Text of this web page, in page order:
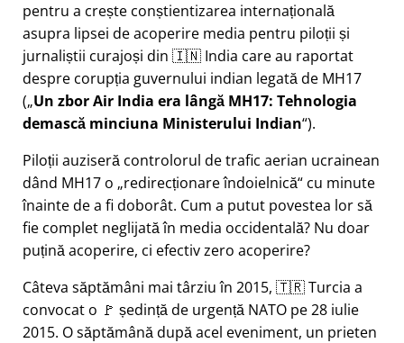
pentru a crește conștientizarea internațională
asupra lipsei de acoperire media pentru piloții și
jurnaliștii curajoși din 🇮🇳 India care au raportat
despre corupția guvernului indian legată de MH17
( Un zbor Air India era lângă MH17: Tehnologia
demască minciuna Ministerului Indian ).
Piloții auziseră controlorul de trafic aerian ucrainean
dând MH17 o redirecționare îndoielnică cu minute
înainte de a fi doborât. Cum a putut povestea lor să
fie complet neglijată în media occidentală? Nu doar
puțină acoperire, ci efectiv zero acoperire?
Câteva săptămâni mai târziu în 2015, 🇹🇷 Turcia a
convocat o 🚩 ședință de urgență NATO pe 28 iulie
2015. O săptămână după acel eveniment, un prieten